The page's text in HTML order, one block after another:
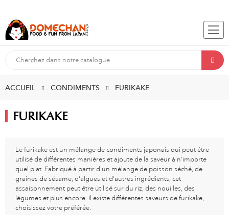
ACCUEIL CONDIMENTS FURIKAKE
FURIKAKE
Le furikake est un mélange de condiments japonais qui peut être
utilisé de différentes manières et ajoute de la saveur à n'importe
quel plat. Fabriqué à partir d'un mélange de poisson séché, de
graines de sésame, d'algues et d'autres ingrédients, cet
assaisonnement peut être utilisé sur du riz, des nouilles, des
légumes et plus encore. Il existe différentes saveurs de furikake,
choisissez votre préférée.